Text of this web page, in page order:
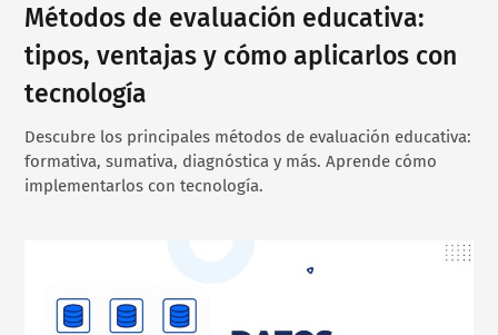
Métodos de evaluación educativa:
tipos, ventajas y cómo aplicarlos con
tecnología
Descubre los principales métodos de evaluación educativa:
formativa, sumativa, diagnóstica y más. Aprende cómo
implementarlos con tecnología.